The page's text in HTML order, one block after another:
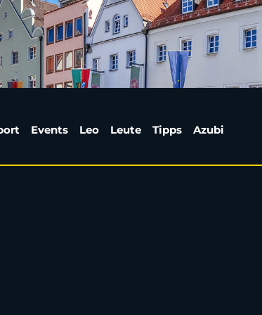
übernimmt
Events Leo Leute Tipps Azubi